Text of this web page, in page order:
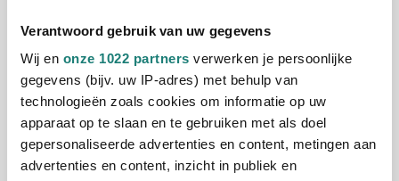
Verantwoord gebruik van uw gegevens
Wij en onze 1022 partners verwerken je persoonlijke
gegevens (bijv. uw IP-adres) met behulp van
technologieën zoals cookies om informatie op uw
apparaat op te slaan en te gebruiken met als doel
gepersonaliseerde advertenties en content, metingen aan
advertenties en content, inzicht in publiek en
deze flessenstop in een gepersonaliseerd geschenk
dat blijvende indruk maakt:
Met je bedrijfslogo in één of meerdere kleuren
Full color bedrukking voor maximale impact
Met een passende tekst of slogan voor jouw merk
Gratis digitaal voorbeeld van je bedrukte